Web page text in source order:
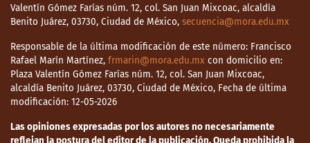
Valentín Gómez Farías núm. 12, col. San Juan Mixcoac, alcaldía
Benito Juárez, 03730, Ciudad de México, secuencia@mora.edu.mx
Responsable de la última modificación de este número: Francisco
Rafael Marín Martínez, frmarin@mora.edu.mx con domicilio en:
Plaza Valentín Gómez Farías núm. 12, col. San Juan Mixcoac,
alcaldía Benito Juárez, 03730, Ciudad de México, Fecha de última
modificación: 12-05-2026
Las opiniones expresadas por los autores no necesariamente